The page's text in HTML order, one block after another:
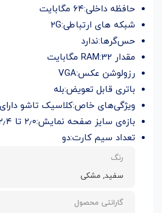
حافظه داخلی:۶۴ مگابایت
شبکه های ارتباطی:۲G
حس‌گرها:ندارد
مقدار RAM:32 مگابایت
رزولوشن عکس:VGA
باتری قابل تعویض:بله
ویژگی‌های خاص:کلاسیک تاشو
بازه‌ی سایز صفحه نمایش:۲٫۰ تا ۲٫۴ اینچ
تعداد سیم کارت:دو
رنگ
سفید, مشکی
گارانتی محصول